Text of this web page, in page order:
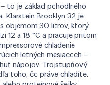
to je základ pohodlného
Klarstein Brooklyn 32 je
objemom 30 litrov, ktorý
12 a 18 °C a pracuje pritom
chladenie
letných mesiacoch –
nápojov. Trojstupňový
toho, čo práve chladíte: